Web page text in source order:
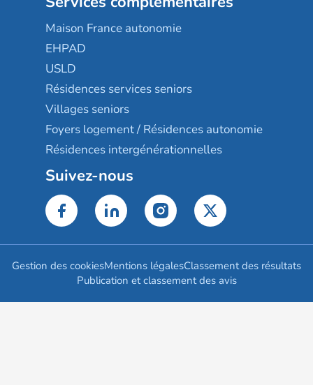
Maison France autonomie
EHPAD
USLD
Résidences services seniors
Villages seniors
Foyers logement / Résidences autonomie
Résidences intergénérationnelles
Suivez-nous
Gestion des cookiesMentions légalesClassement des résultats
Publication et classement des avis